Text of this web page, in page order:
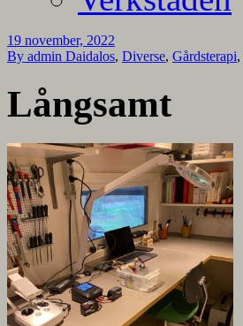
19 november, 2022
By admin Daidalos, Diverse, Gårdsterapi,
Långsamt